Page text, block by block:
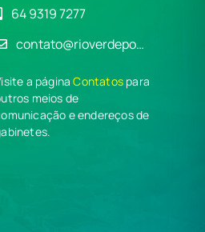
64 9319 7277
contato@rioverdepo…
a páginaContatos para
meios de
e endereços de